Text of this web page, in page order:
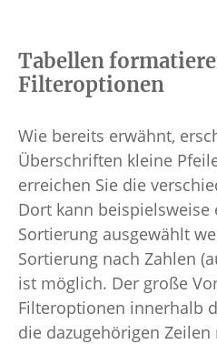
Tabellen
Filteroptionen
Wie bereits erwähnt,
Überschriften kleine
erreichen Sie die
Dort kann
Sortierung ausgewählt
Sortierung nach Zahlen
ist möglich. Der große
Filteroptionen innerhalb
die dazugehörigen